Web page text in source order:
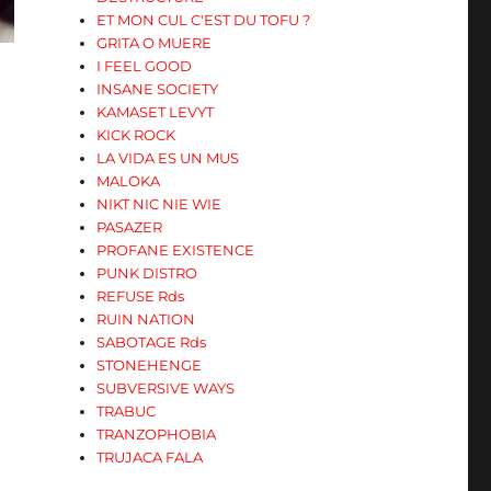
ET MON CUL C'EST DU TOFU ?
GRITA O MUERE
I FEEL GOOD
INSANE SOCIETY
KAMASET LEVYT
KICK ROCK
LA VIDA ES UN MUS
MALOKA
NIKT NIC NIE WIE
PASAZER
PROFANE EXISTENCE
PUNK DISTRO
REFUSE Rds
RUIN NATION
SABOTAGE Rds
STONEHENGE
SUBVERSIVE WAYS
TRABUC
TRANZOPHOBIA
TRUJACA FALA